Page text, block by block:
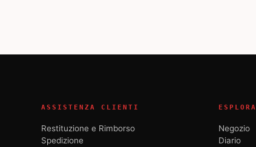
ASSISTENZA CLIENTI
Restituzione e Rimborso
Spedizione
ESPLORA
Negozio
Diario